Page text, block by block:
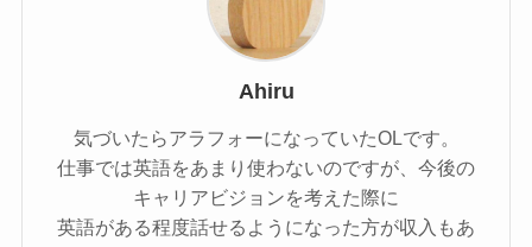
Ahiru
気づいたらアラフォーになっていたOLです。
仕事では英語をあまり使わないのですが、今後の
キャリアビジョンを考えた際に
英語がある程度話せるようになった方が収入もあ